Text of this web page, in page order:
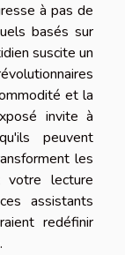
à pas de
basés sur
suscite un
et la
invite à
peuvent
les
votre lecture
assistants
redéfinir